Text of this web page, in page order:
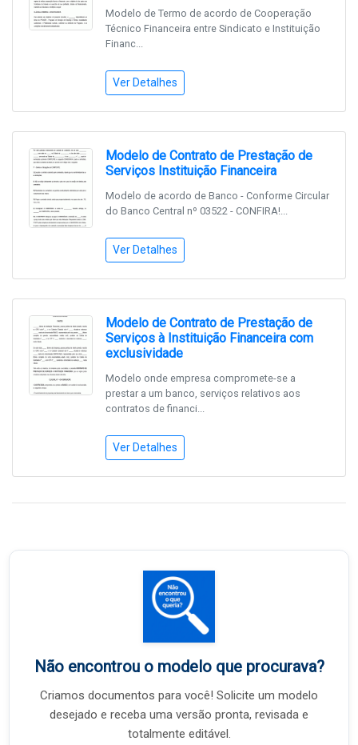
Modelo de Termo de acordo de Cooperação
Técnico Financeira entre Sindicato e Instituição
Financ...
Ver Detalhes
Modelo de Contrato de Prestação de
Serviços Instituição Financeira
Modelo de acordo de Banco - Conforme Circular
do Banco Central nº 03522 - CONFIRA!...
Ver Detalhes
Modelo de Contrato de Prestação de
Serviços à Instituição Financeira com
exclusividade
Modelo onde empresa compromete-se a
prestar a um banco, serviços relativos aos
contratos de financi...
Ver Detalhes
Não encontrou o modelo que procurava?
Criamos documentos para você! Solicite um modelo
desejado e receba uma versão pronta, revisada e
totalmente editável.